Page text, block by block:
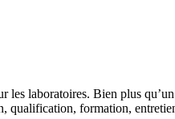
les laboratoires. Bien plus
qualification, formation,